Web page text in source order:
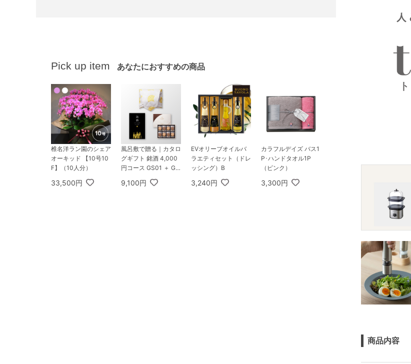
Pick up item あなたにおすすめの商品
椎名洋ラン園のシェア
オーキッド 【10号10
F】（10人分）
33,500円
風呂敷で贈る｜カタロ
グギフト 銘酒 4,000
円コース GS01 ＋ GO
ドシャクッキーアソー
9,100円
EVオリーブオイルバ
ラエティセット（ドレ
ッシング）B
3,240円
カラフルデイズ バス1
P･ハンドタオル1P
（ピンク）
3,300円
商品内容